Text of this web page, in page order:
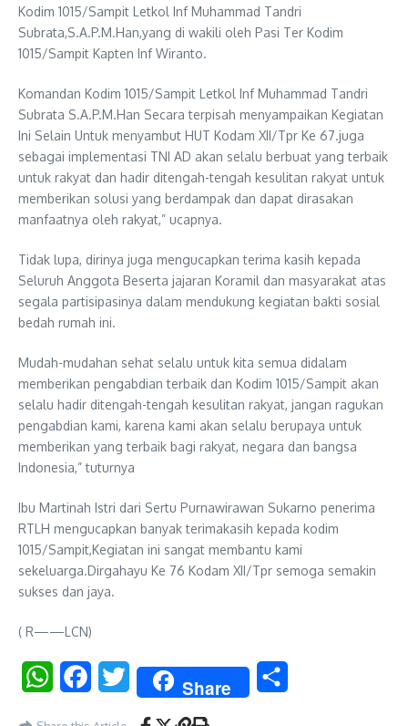
Kodim 1015/Sampit Letkol Inf Muhammad Tandri
Subrata,S.A.P.M.Han,yang di wakili oleh Pasi Ter Kodim
1015/Sampit Kapten Inf Wiranto.
Komandan Kodim 1015/Sampit Letkol Inf Muhammad Tandri
Subrata S.A.P.M.Han Secara terpisah menyampaikan Kegiatan
Ini Selain Untuk menyambut HUT Kodam XII/Tpr Ke 67.juga
sebagai implementasi TNI AD akan selalu berbuat yang terbaik
untuk rakyat dan hadir ditengah-tengah kesulitan rakyat untuk
memberikan solusi yang berdampak dan dapat dirasakan
manfaatnya oleh rakyat,” ucapnya.
Tidak lupa, dirinya juga mengucapkan terima kasih kepada
Seluruh Anggota Beserta jajaran Koramil dan masyarakat atas
segala partisipasinya dalam mendukung kegiatan bakti sosial
bedah rumah ini.
Mudah-mudahan sehat selalu untuk kita semua didalam
memberikan pengabdian terbaik dan Kodim 1015/Sampit akan
selalu hadir ditengah-tengah kesulitan rakyat, jangan ragukan
pengabdian kami, karena kami akan selalu berupaya untuk
memberikan yang terbaik bagi rakyat, negara dan bangsa
Indonesia,” tuturnya
Ibu Martinah Istri dari Sertu Purnawirawan Sukarno penerima
RTLH mengucapkan banyak terimakasih kepada kodim
1015/Sampit,Kegiatan ini sangat membantu kami
sekeluarga.Dirgahayu Ke 76 Kodam XII/Tpr semoga semakin
sukses dan jaya.
( R——LCN)
WhatsAppFacebookTwitter Share